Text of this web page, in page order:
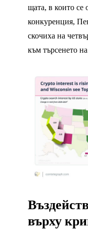
щата, в които се
конкуренция,
скочиха на
към търсенето
върху